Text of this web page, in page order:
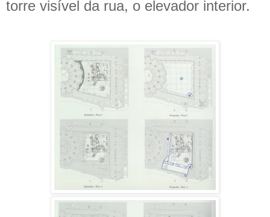
torre visível da rua, o elevador interior.